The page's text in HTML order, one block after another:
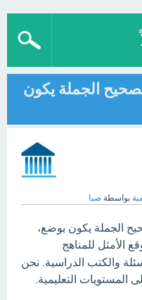
الجملة يكون
بواسطة صبا
الجملة يكون بوضع،
الأمثل للمناهج
والكتب الدراسية. نحن
التعليمية.